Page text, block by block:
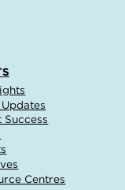
Updates
Success
Centres